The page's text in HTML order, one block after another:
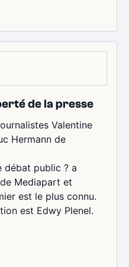
de la presse
Valentine
Hermann de
débat public ? a
Mediapart et
est le plus connu.
est Edwy Plenel.